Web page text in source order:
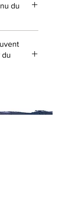
du
du